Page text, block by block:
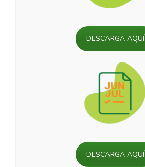
DESCARGA AQUÍ
DESCARGA AQUÍ